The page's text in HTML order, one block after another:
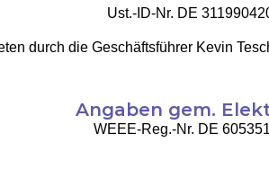
Ust.-ID-Nr. DE
durch die Geschäftsführer Kevin
Angaben gem.
WEEE-Reg.-Nr. DE